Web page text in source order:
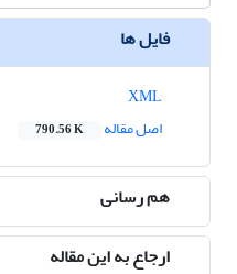
فایل ها
اصل مقاله
790.56 K
هم رسانی
ارجاع به این مقاله